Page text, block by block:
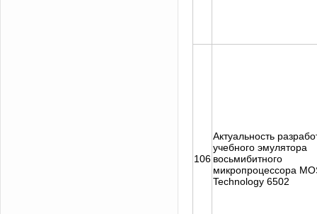
106
Актуальность
учебного эмулятора
восьмибитного
микропроцессора
Technology 6502